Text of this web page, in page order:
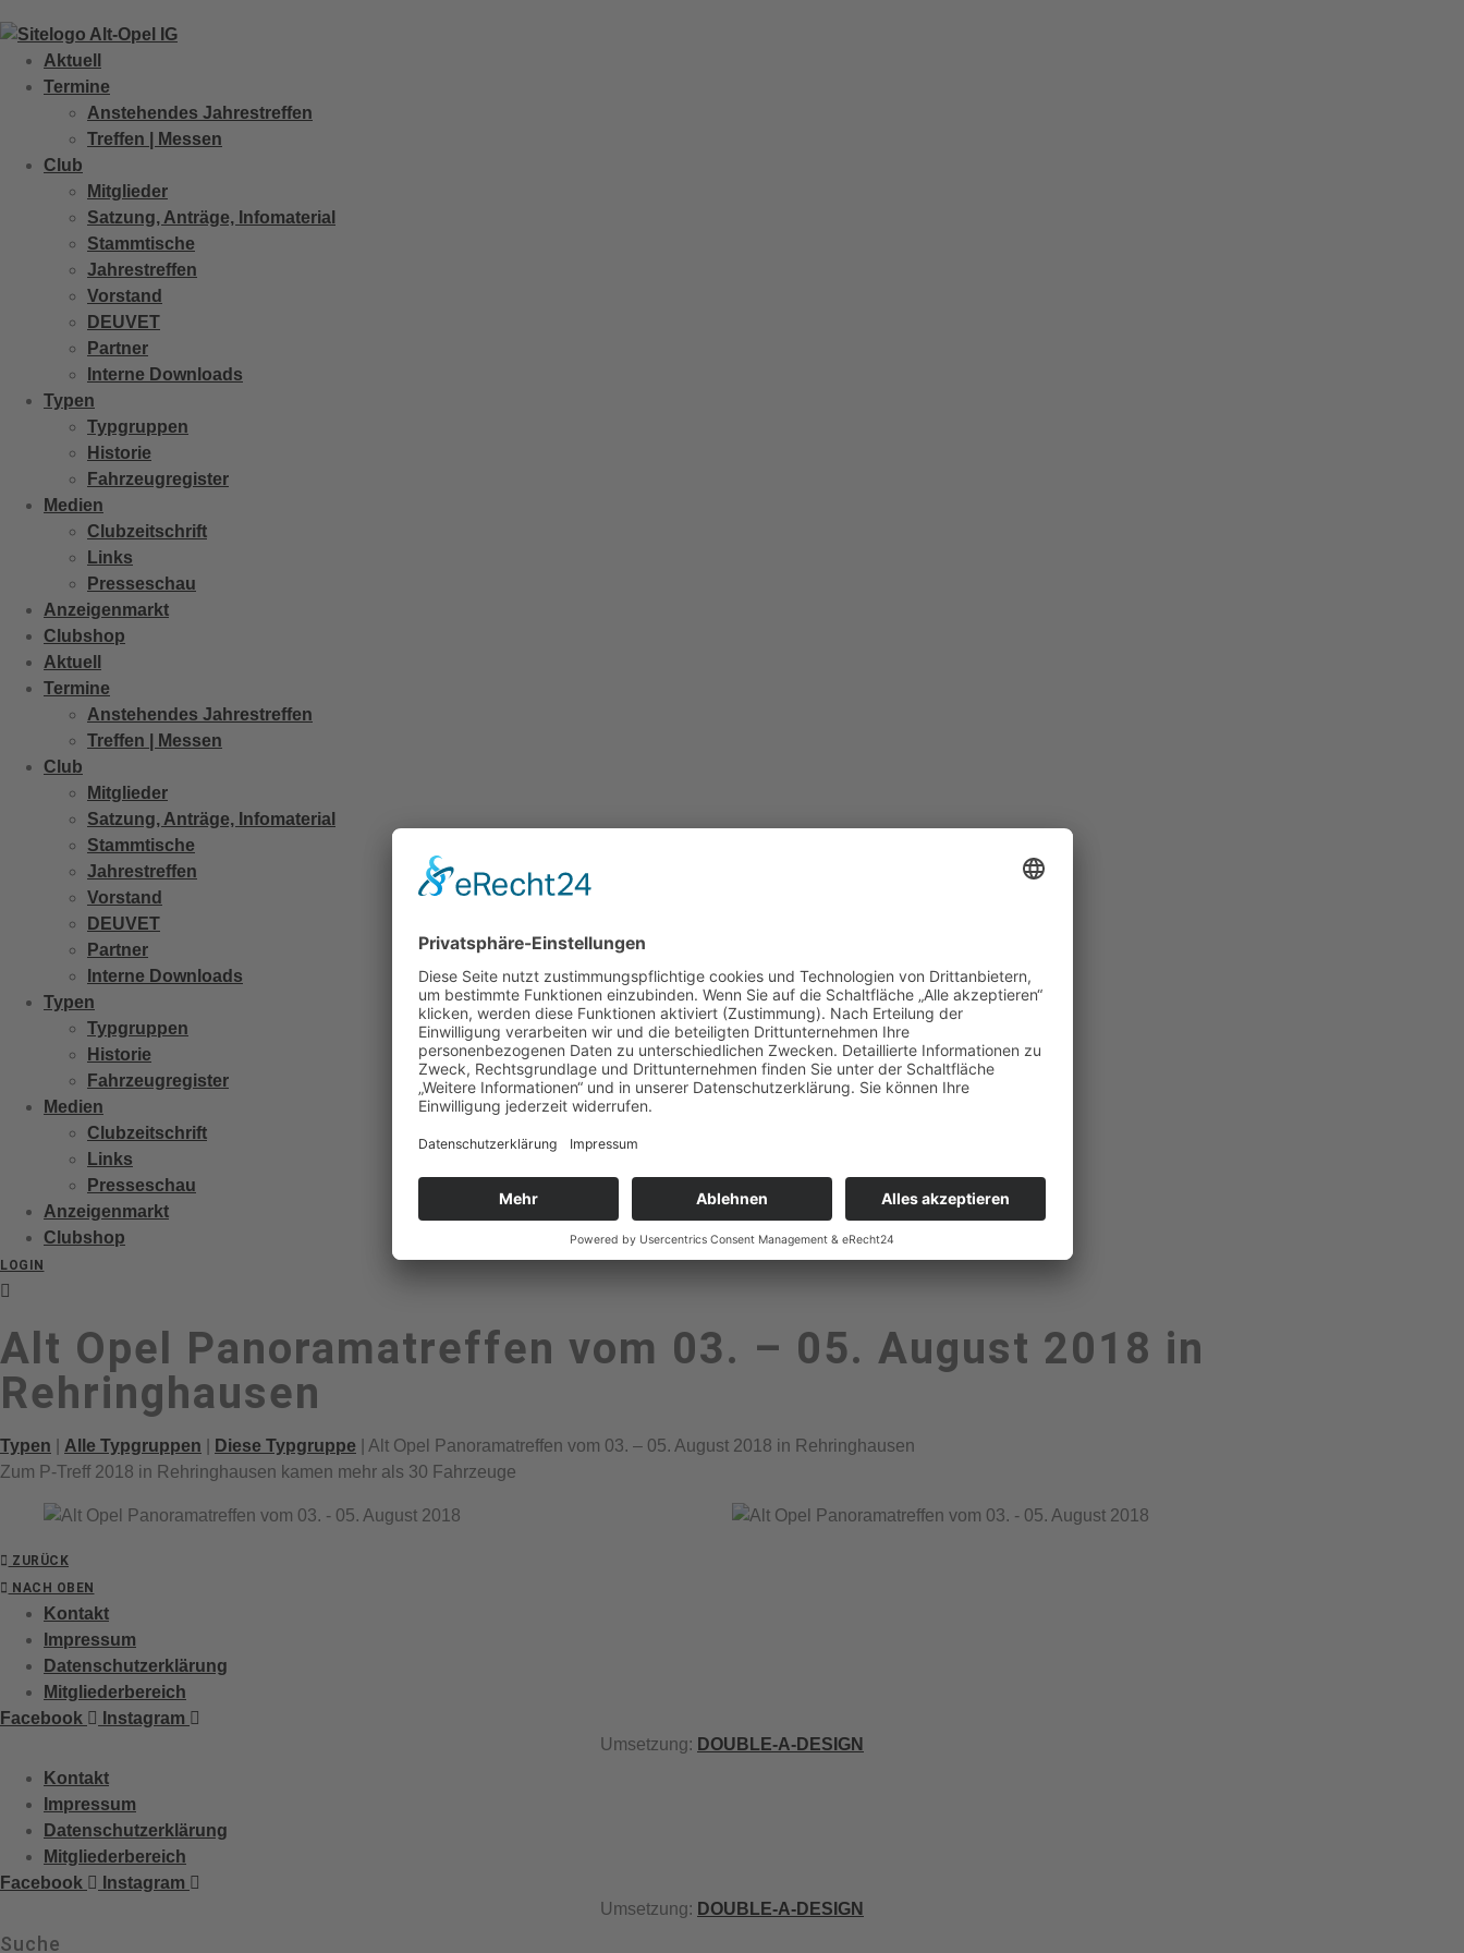
Zum
Inhalt
springen
Aktuell
Termine
Anstehendes Jahrestreffen
Treffen | Messen
Club
Mitglieder
Satzung, Anträge, Infomaterial
Stammtische
Jahrestreffen
Vorstand
DEUVET
Partner
Interne Downloads
Typen
Typgruppen
Historie
Fahrzeugregister
Medien
Clubzeitschrift
Links
Presseschau
Anzeigenmarkt
Clubshop
Aktuell
Termine
Anstehendes Jahrestreffen
Treffen | Messen
Club
Mitglieder
Satzung, Anträge, Infomaterial
Stammtische
Jahrestreffen
Vorstand
DEUVET
Partner
Interne Downloads
Typen
Typgruppen
Historie
Fahrzeugregister
Medien
Clubzeitschrift
Links
Presseschau
Anzeigenmarkt
Clubshop
LOGIN
Alt Opel Panoramatreffen vom 03. – 05. August 2018 in
Rehringhausen
Typen Alle Typgruppen Diese Typgruppe | Alt Opel Panoramatreffen vom 03. – 05. August 2018 in Rehringhausen
Zum P-Treff 2018 in Rehringhausen kamen mehr als 30 Fahrzeuge
ZURÜCK
NACH OBEN
Kontakt
Impressum
Datenschutzerklärung
Mitgliederbereich
Facebook
Instagram
Umsetzung: DOUBLE-A-DESIGN
Kontakt
Impressum
Datenschutzerklärung
Mitgliederbereich
Facebook
Instagram
Umsetzung: DOUBLE-A-DESIGN
Suche